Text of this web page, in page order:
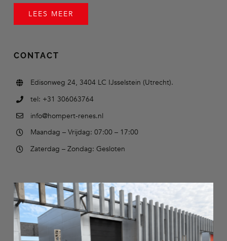
LEES MEER
CONTACT
Edisonweg 24, 3404 LC IJsselstein (Utrecht).
tel: +31 306063764
info@hompert-renes.nl
Maandag – Vrijdag: 07:00 – 17:00
Zaterdag – Zondag: Gesloten